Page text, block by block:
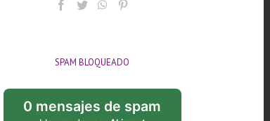
SPAM BLOQUEADO
0 mensajes de spam